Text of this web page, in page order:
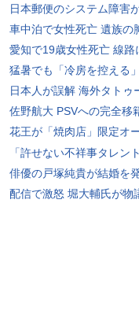
日本郵便のシステム障害
車中泊で女性死亡 遺族の
愛知で19歳女性死亡 線路
猛暑でも「冷房を控える
日本人が誤解 海外タトゥ
佐野航大 PSVへの完全移
花王が「焼肉店」限定オ
「許せない不祥事タレン
俳優の戸塚純貴が結婚を
配信で激怒 堀大輔氏が物